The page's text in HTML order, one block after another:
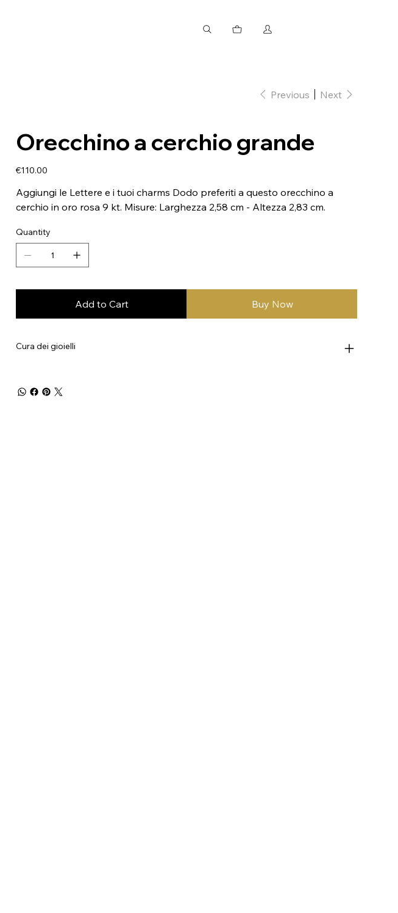
Previous Next
Orecchino a cerchio grande
Price
€110.00
Aggiungi le Lettere e i tuoi charms Dodo preferiti a questo orecchino a
cerchio in oro rosa 9 kt. Misure: Larghezza 2,58 cm - Altezza 2,83 cm.
Quantity
Add to Cart Buy Now
Cura dei gioielli